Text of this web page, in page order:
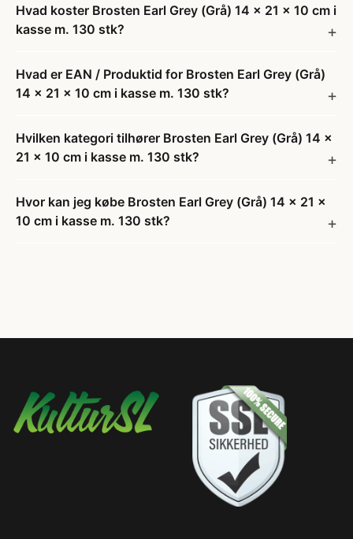
Hvad koster Brosten Earl Grey (Grå) 14 x 21 x 10 cm i
kasse m. 130 stk?
Hvad er EAN / Produktid for Brosten Earl Grey (Grå)
14 x 21 x 10 cm i kasse m. 130 stk?
Hvilken kategori tilhører Brosten Earl Grey (Grå) 14 x
21 x 10 cm i kasse m. 130 stk?
Hvor kan jeg købe Brosten Earl Grey (Grå) 14 x 21 x
10 cm i kasse m. 130 stk?